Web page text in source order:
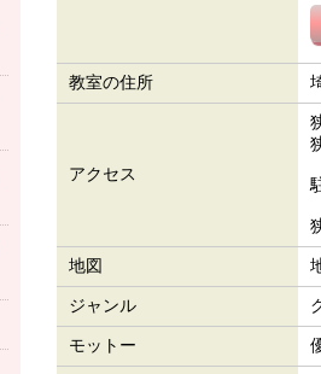
教室の住所
アクセス
地図
ジャンル
モットー